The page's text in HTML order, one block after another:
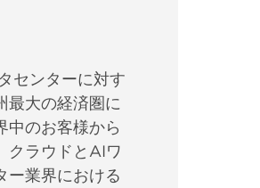
センターに対す
最大の経済圏に
中のお客様から
クラウドとAIワ
ー業界における